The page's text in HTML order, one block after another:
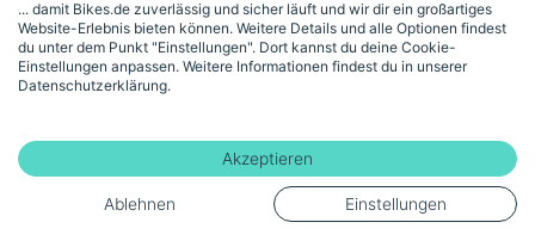
Konzeption, die Komfort und Alltagseinsatz miteinander verbindet.
Innerhalb der Produktfamilie gibt es sowohl klassische
Trekkingräder als auch elektrische Varianten.
Klassische Kettler Trekkingbikes ohne Motor sind ideal, wenn Du
ein zuverlässiges Allround-Fahrrad suchst. Sie verbinden
Tourentauglichkeit mit citygerechter Ausstattung und bieten Dir
... damit Bikes.de zuverlässig und sicher läuft und wir dir ein großartiges
Website-Erlebnis bieten können. Weitere Details und alle Optionen findest
du unter dem Punkt "Einstellungen". Dort kannst du deine Cookie-
Einstellungen anpassen. Weitere Informationen findest du in unserer
Datenschutzerklärung.
Akzeptieren
Ablehnen Einstellungen